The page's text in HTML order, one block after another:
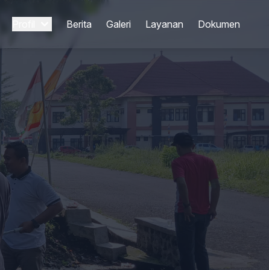
Berita Galeri Layanan Dokumen